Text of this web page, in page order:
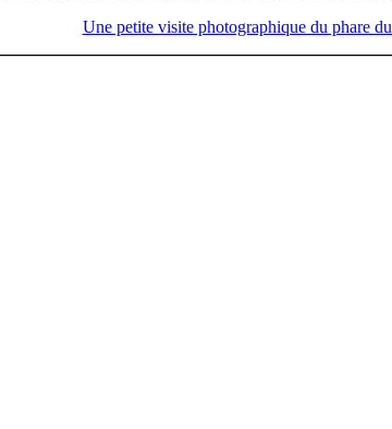
Une petite visite photographique du phare